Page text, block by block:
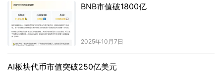
BNB市值破1800亿
2025年10月7日
AI板块代币市值突破250亿美元